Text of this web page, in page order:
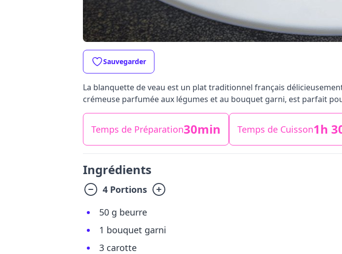
Sauvegarder
La blanquette de veau est un plat traditionnel français
crémeuse parfumée aux légumes et au bouquet garni, est parfait
Temps de Préparation30min Temps de Cuisson1h
Ingrédients
4 Portions
50 g beurre
1 bouquet garni
3 carotte